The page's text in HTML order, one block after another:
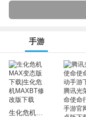
手游
生化危机MAX变态版下载|生化危机MAXBT修改版下载